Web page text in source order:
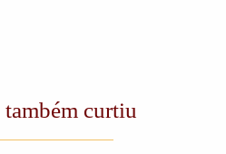
curtiu